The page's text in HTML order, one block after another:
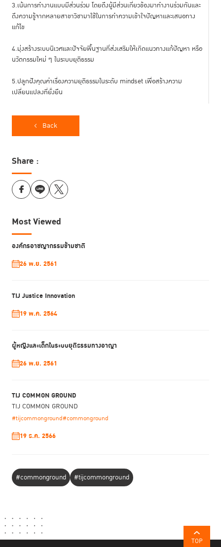
3.เน้นการทำงานแบบมีส่วนร่วม โดยดึงผู้มีส่วนเกี่ยวข้องมาทำงานร่วมกันและ
ดึงความรู้จากหลายสาขาวิชามาใช้ในการทำความเข้าใจปัญหาและเสนอทาง
แก้ไข
4.มุ่งสร้างระบบนิเวศและปัจจัยพื้นฐานที่ส่งเสริมให้เกิดแนวทางแก้ปัญหา หรือ
นวัตกรรมใหม่ ๆ ในระบบยุติธรรม
5.ปลูกฝังคุณค่าเรื่องความยุติธรรมในระดับ mindset เพื่อสร้างความ
เปลี่ยนแปลงที่ยั่งยืน
บทบาทในฐานะenabler
TIJ Justice Innovation Unit มองเห็นโอกาสในการใช้ทรัพยากรของสถาบัน
และแนวคิดการทำงานแบบใหม่ให้กับกระบวนการยุติธรรม โดย สำนัก
“ผู้สนับสนุน” ให้กระบวนการยุติธรรมสามารถไปถึงจุดที่ทำงานโดยมีประชาชน
เป็นศูนย์กลาง
มีหน้าที่แตกต่างกันไปในแต่ละบริบท โดยสามารถสรุปเบื้องต้นได้คือ
1. บริบทการเริ่มต้นสร้างนวัตกรรม หน้าที่ของสำนักนวัตกรรมฯ คือ เป็นผู้ริเริ่ม
โครงการ เป็นผู้ประสานงานและผลักดันให้โครงการสามารถสำเร็จได้ตามแผน
2. บริบทการขยายผลนวัตกรรม หน้าที่ของสำนักนวัตกรรมฯ คือ หน้าที่ในการ
pitch นวัตกรรมให้กับหน่วยงาน อื่น ๆ ไปใช้ รวมไปถึงการเป็นผู้ลงทุนเพื่อให้
ผลลัพธ์ทางสังคม (social impact assessment) ที่วัดได้และเห็นผล
3. บริบทการเชื่อมนวัตกรรมกลับเข้าสู่ระบบที่มีอยู่ หน้าที่ของ สำนัก
ต่าง ๆ ร่วมกับเจ้าหน้าที่ที่ทำงานอยู่ในระบบเดิม รวมถึงการออกแบบระบบแรง
จูงใจให้สอดคล้องกับการทำงานของเจ้าหน้าที่ในระบบ โดยผลลัพธ์ที่คาดหวังใน
ชั้นนี้ คือนวัตกรรมสามารถเชื่อมต่อเข้าสู่ระบบกระจายสู่ประชาชนและสามารถใช้
นวัตกรรมและการทำงานรูปแบบใหม่ ๆ ที่ตอบโจทย์ประชาชน และเพิ่ม
ประสิทธิภาพการทำงานให้กับกระบวนการยุติธรรมด้วย
สำนักนวัตกรรมฯ เริ่มต้นมาจากโครงการเล็กๆ ชื่อว่า Project j ในช่วงปลายปี
พ.ศ. 2561 เพื่อเรียนรู้ ทดลอง และ พัฒนารูปแบบการทำงานอย่างต่อเนื่อง
Back
Share :
Most Viewed
องค์กรอาชญากรรมข้ามชาติ
26 พ.ย. 2561
TIJ Justice Innovation
19 พ.ค. 2564
ผู้หญิงและเด็กในระบบยุติธรรมทางอาญา
26 พ.ย. 2561
TIJ COMMON GROUND
TIJ COMMON GROUND
#tijcommonground#commonground
19 ธ.ค. 2566
#commonground #tijcommonground
TOP